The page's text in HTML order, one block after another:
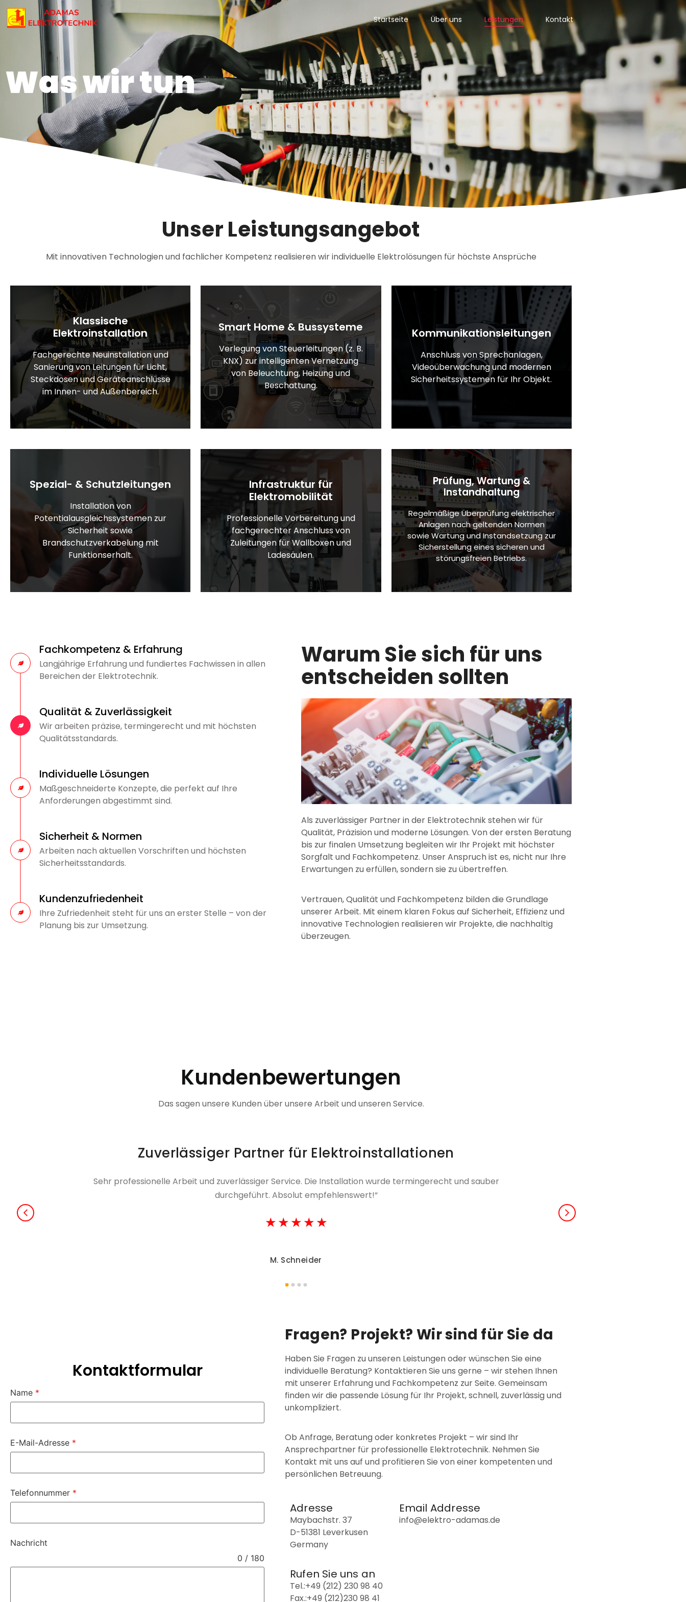
Startseite Über uns Leistungen Kontakt
Was wir tun
Unser Leistungsangebot
Mit innovativen Technologien und fachlicher Kompetenz realisieren wir individuelle Elektrolösungen für höchste Ansprüche
Klassische
Elektroinstallation
Fachgerechte Neuinstallation und
Sanierung von Leitungen für Licht,
Steckdosen und Geräteanschlüsse
im Innen- und Außenbereich.
Smart Home & Bussysteme
Verlegung von Steuerleitungen (z. B.
KNX) zur intelligenten Vernetzung
von Beleuchtung, Heizung und
Beschattung.
Kommunikationsleitungen
Anschluss von Sprechanlagen,
Videoüberwachung und modernen
Sicherheitssystemen für Ihr Objekt.
Spezial- & Schutzleitungen
Installation von
Potentialausgleichssystemen zur
Sicherheit sowie
Brandschutzverkabelung mit
Funktionserhalt.
Infrastruktur für
Elektromobilität
Professionelle Vorbereitung und
fachgerechter Anschluss von
Zuleitungen für Wallboxen und
Ladesäulen.
Prüfung, Wartung &
Instandhaltung
Regelmäßige Überprüfung elektrischer
Anlagen nach geltenden Normen
sowie Wartung und Instandsetzung zur
Sicherstellung eines sicheren und
störungsfreien Betriebs.
Fachkompetenz & Erfahrung
Langjährige Erfahrung und fundiertes Fachwissen in allen
Bereichen der Elektrotechnik.
Qualität & Zuverlässigkeit
Wir arbeiten präzise, termingerecht und mit höchsten
Qualitätsstandards.
Individuelle Lösungen
Maßgeschneiderte Konzepte, die perfekt auf Ihre
Anforderungen abgestimmt sind.
Sicherheit & Normen
Arbeiten nach aktuellen Vorschriften und höchsten
Sicherheitsstandards.
Kundenzufriedenheit
Ihre Zufriedenheit steht für uns an erster Stelle – von der
Planung bis zur Umsetzung.
Warum Sie sich für uns
entscheiden sollten
Als zuverlässiger Partner in der Elektrotechnik stehen wir für
Qualität, Präzision und moderne Lösungen. Von der ersten Beratung
bis zur finalen Umsetzung begleiten wir Ihr Projekt mit höchster
Sorgfalt und Fachkompetenz. Unser Anspruch ist es, nicht nur Ihre
Erwartungen zu erfüllen, sondern sie zu übertreffen.
Vertrauen, Qualität und Fachkompetenz bilden die Grundlage
unserer Arbeit. Mit einem klaren Fokus auf Sicherheit, Effizienz und
innovative Technologien realisieren wir Projekte, die nachhaltig
überzeugen.
Kundenbewertungen
Das sagen unsere Kunden über unsere Arbeit und unseren Service.
M. Schneider
Zuverlässiger Partner für Elektroinstallationen
Sehr professionelle Arbeit und zuverlässiger Service. Die Installation wurde termingerecht und sauber
durchgeführt. Absolut empfehlenswert!“
★ ★ ★ ★ ★
Kontaktformular
Name *
E-Mail-Adresse *
Telefonnummer *
Nachricht
0 / 180
Fragen? Projekt? Wir sind für Sie da
Haben Sie Fragen zu unseren Leistungen oder wünschen Sie eine
individuelle Beratung? Kontaktieren Sie uns gerne – wir stehen Ihnen
mit unserer Erfahrung und Fachkompetenz zur Seite. Gemeinsam
finden wir die passende Lösung für Ihr Projekt, schnell, zuverlässig und
unkompliziert.
Ob Anfrage, Beratung oder konkretes Projekt – wir sind Ihr
Ansprechpartner für professionelle Elektrotechnik. Nehmen Sie
Kontakt mit uns auf und profitieren Sie von einer kompetenten und
persönlichen Betreuung.
Adresse
Maybachstr. 37
D-51381 Leverkusen
Germany
Email Addresse
info@elektro-adamas.de
Rufen Sie uns an
Tel.:+49 (212) 230 98 40
Fax.:+49 (212)230 98 41